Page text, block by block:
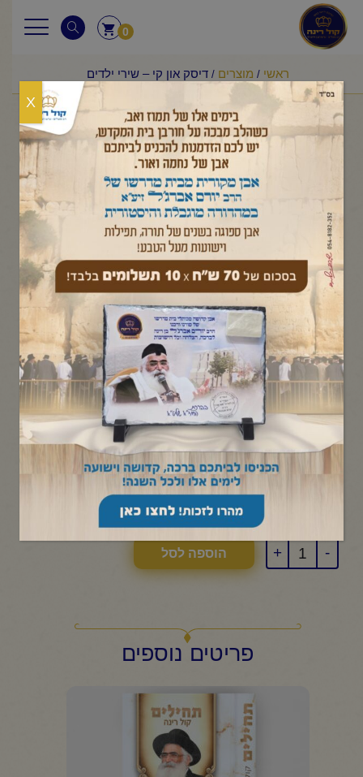
0
ראשי / מוצרים /דיסק און קי – שירי ילדים
דיסק און קי - שירי ילדים
₪220.00
ילדים שרים את תורת הרי"םהר ביורםמ
65 שירים
בכל שיר מסר חינוכי לילדים מחוברים יותר!
-
1
+ הוספה לסל
פריטים נוספים
X